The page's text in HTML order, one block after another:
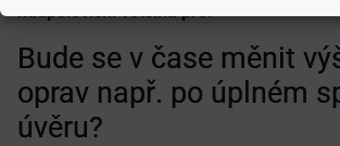
Bude se v čase měnit
oprav např. po úplném
úvěru?